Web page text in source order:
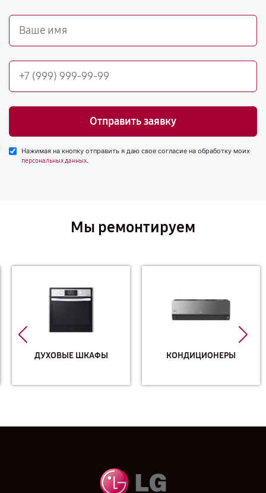
Отправить заявку
Нажимая на кнопку отправить я даю свое согласие на обработку моих
персональных данных.
Мы ремонтируем
ДУХОВЫЕ ШКАФЫ КОНДИЦИОНЕРЫ